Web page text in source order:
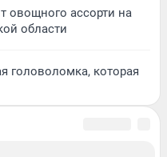
овощного ассорти на
области
головоломка, которая